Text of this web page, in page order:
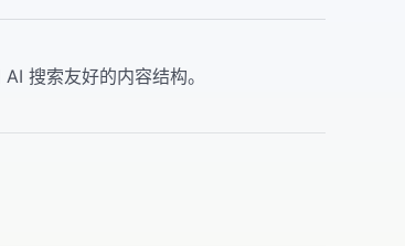
搜索友好的内容结构。